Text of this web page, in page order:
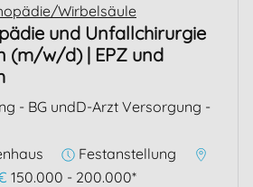
Wirbelsäule
und Unfallchirurgie
(m/w/d) | EPZ und
- BG undD-Arzt Versorgung -
Festanstellung
150.000 - 200.000*